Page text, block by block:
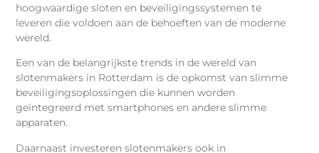
hoogwaardige sloten en beveiligingssystemen te
leveren die voldoen aan de behoeften van de moderne
wereld.
Een van de belangrijkste trends in de wereld van
slotenmakers in Rotterdam is de opkomst van slimme
beveiligingsoplossingen die kunnen worden
geïntegreerd met smartphones en andere slimme
apparaten.
Daarnaast investeren slotenmakers ook in